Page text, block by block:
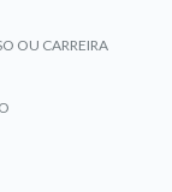
OU CARREIRA